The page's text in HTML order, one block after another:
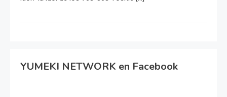
YUMEKI NETWORK en Facebook